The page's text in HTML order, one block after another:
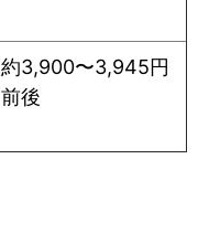
約3,900〜3,945円
前後